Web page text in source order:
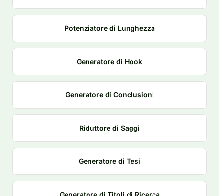
Potenziatore di Lunghezza
Generatore di Hook
Generatore di Conclusioni
Riduttore di Saggi
Generatore di Tesi